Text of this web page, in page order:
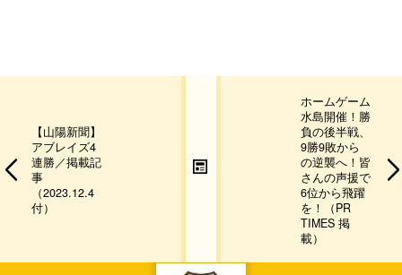
【山陽新聞】
アブレイズ4
連勝／掲載記
事
（2023.12.4
付）
ホームゲーム
水島開催！勝
負の後半戦、
9勝9敗から
の逆襲へ！皆
さんの声援で
6位から飛躍
を！（PR
TIMES 掲
載）